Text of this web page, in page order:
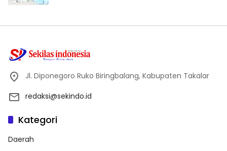
Jl. Diponegoro Ruko Biringbalang, Kabupaten Takalar
redaksi@sekindo.id
Kategori
Daerah